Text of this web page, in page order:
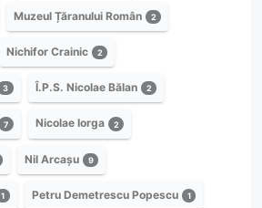
Muzeul Țăranului Român 2
Nichifor Crainic 2
3 Î.P.S. Nicolae Bălan 2
7 Nicolae Iorga 2
Nil Arcașu 9
1 Petru Demetrescu Popescu 1